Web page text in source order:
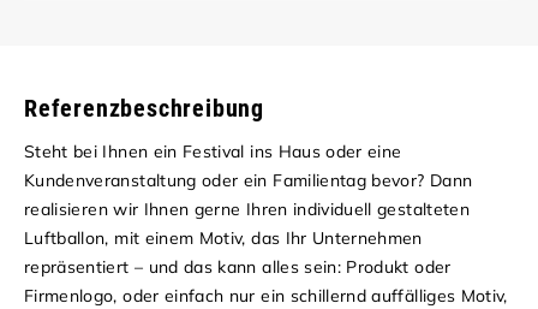
Referenzbeschreibung
Steht bei Ihnen ein Festival ins Haus oder eine
Kundenveranstaltung oder ein Familientag bevor? Dann
realisieren wir Ihnen gerne Ihren individuell gestalteten
Luftballon, mit einem Motiv, das Ihr Unternehmen
repräsentiert – und das kann alles sein: Produkt oder
Firmenlogo, oder einfach nur ein schillernd auffälliges Motiv,